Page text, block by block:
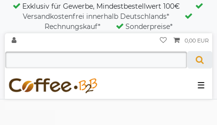
Exklusiv für Gewerbe, Mindestbestellwert 100€
Versandkostenfrei innerhalb Deutschlands*
Rechnungskauf*
Sonderpreise*
☰
0,00 EUR